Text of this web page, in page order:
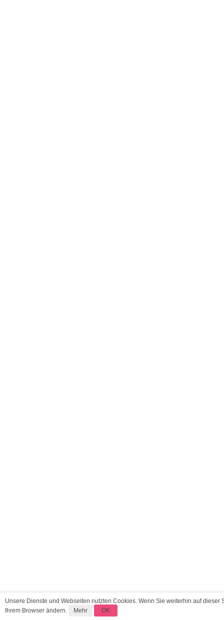
Unsere Dienste und Webseiten nutzten Cookies. Wenn Sie weiterhin auf
Ihrem Browser ändern.
Mehr OK